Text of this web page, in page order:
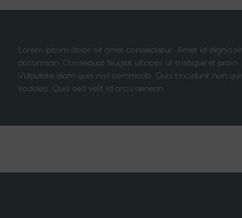
Lorem ipsum dolor sit amet consectetur. Amet id
accumsan. Consequat feugiat ultrices ut tristique et proin.
Vulputate diam quis nisl commodo. Quis tincidunt non
sodales. Quis sed velit id arcu aenean.